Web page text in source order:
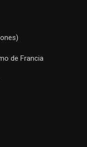
de Francia